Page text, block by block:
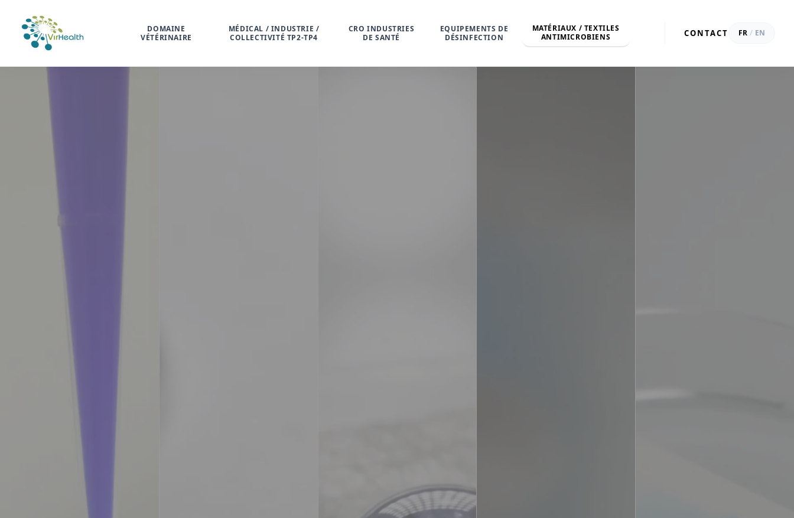
DOMAINE
VÉTÉRINAIRE
MÉDICAL / INDUSTRIE /
COLLECTIVITÉ TP2-TP4
CRO INDUSTRIES
DE SANTÉ
EQUIPEMENTS DE
DÉSINFECTION
MATÉRIAUX / TEXTILES
ANTIMICROBIENS
CONTACT FR / EN